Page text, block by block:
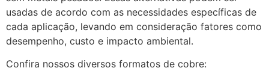
usadas de acordo com as necessidades específicas de
cada aplicação, levando em consideração fatores como
desempenho, custo e impacto ambiental.
Confira nossos diversos formatos de cobre: